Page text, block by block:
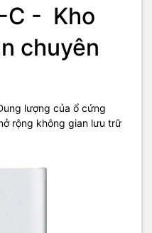
C - Kho
chuyên
lượng của ổ cứng
rộng không gian lưu trữ